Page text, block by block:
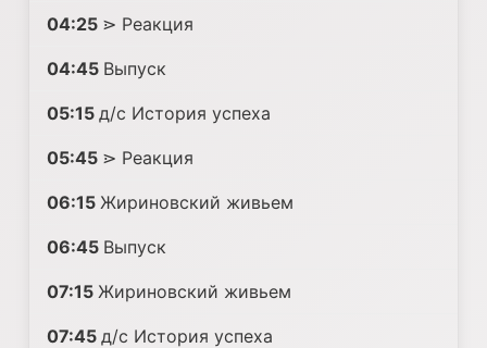
04:25 ⋗ Реакция
04:45 Выпуск
05:15 д/с История успеха
05:45 ⋗ Реакция
06:15 Жириновский живьем
06:45 Выпуск
07:15 Жириновский живьем
07:45 д/с История успеха